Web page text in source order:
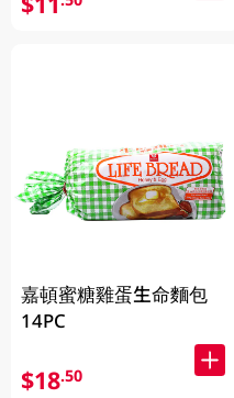
嘉頓蜜糖雞蛋生命麵包
14PC
$18.50